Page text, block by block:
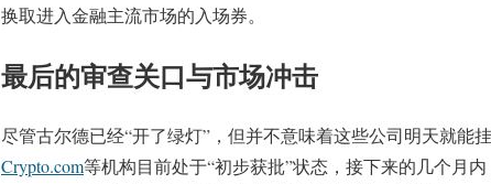
换取进入金融主流市场的入场券。
最后的审查关口与市场冲击
尽管古尔德已经“开了绿灯”，但并不意味着这些公司明天就能
Crypto.com等机构目前处于“初步获批”状态，接下来的几个月